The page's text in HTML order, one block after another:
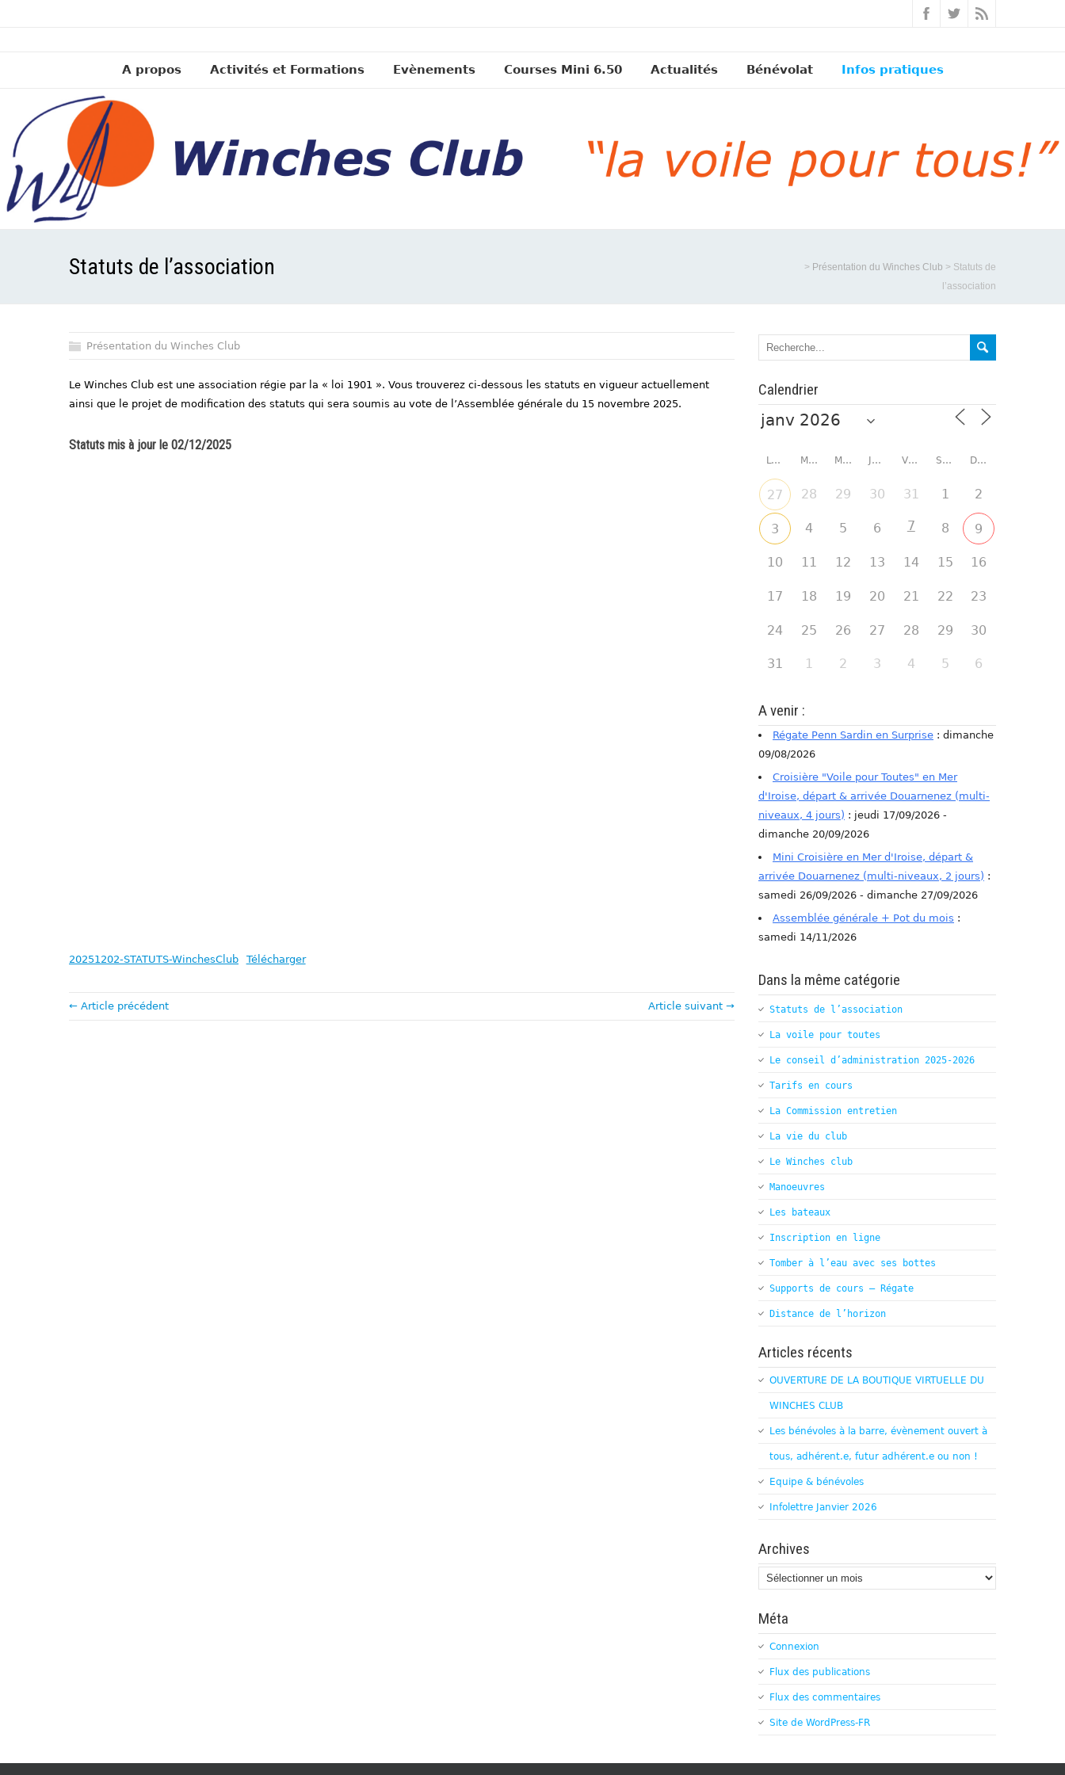
A propos Activités et Formations Evènements Courses Mini 6.50 Actualités Bénévolat Infos pratiques
Statuts de l’association > Présentation du Winches Club > Statuts de
l’association
Présentation du Winches Club
Le Winches Club est une association régie par la « loi 1901 ». Vous trouverez ci-dessous les statuts en vigueur actuellement
ainsi que le projet de modification des statuts qui sera soumis au vote de l’Assemblée générale du 15 novembre 2025.
Statuts mis à jour le 02/12/2025
20251202-STATUTS-WinchesClub Télécharger
← Article précédent Article suivant →
Calendrier
LUNDI MARDI MERCREDI JEUDI VENDREDI SAMEDI DIMANCHE
27 28 29 30 31 1 2
3 4 5 6 7 8 9
10 11 12 13 14 15 16
17 18 19 20 21 22 23
24 25 26 27 28 29 30
31 1 2 3 4 5 6
A venir :
Régate Penn Sardin en Surprise : dimanche
09/08/2026
Croisière "Voile pour Toutes" en Mer
d'Iroise, départ & arrivée Douarnenez (multi-
niveaux, 4 jours) : jeudi 17/09/2026 -
dimanche 20/09/2026
Mini Croisière en Mer d'Iroise, départ &
arrivée Douarnenez (multi-niveaux, 2 jours) :
samedi 26/09/2026 - dimanche 27/09/2026
Assemblée générale + Pot du mois :
samedi 14/11/2026
Dans la même catégorie
Statuts de l’association
La voile pour toutes
Le conseil d’administration 2025-2026
Tarifs en cours
La Commission entretien
La vie du club
Le Winches club
Manoeuvres
Les bateaux
Inscription en ligne
Tomber à l’eau avec ses bottes
Supports de cours – Régate
Distance de l’horizon
Articles récents
OUVERTURE DE LA BOUTIQUE VIRTUELLE DU
WINCHES CLUB
Les bénévoles à la barre, évènement ouvert à
tous, adhérent.e, futur adhérent.e ou non !
Equipe & bénévoles
Infolettre Janvier 2026
Archives
Archives
Méta
Connexion
Flux des publications
Flux des commentaires
Site de WordPress-FR